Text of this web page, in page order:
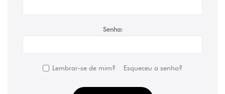
Senha:
Lembrar-se de mim? Esqueceu a senha?